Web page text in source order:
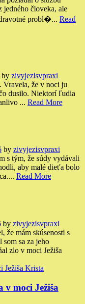
jedného človeka, ale
probl�... Read
by zivyjezisvpraxi
Vravela, že v noci ju
dusilo. Niektorí ľudia
... Read More
by zivyjezisvpraxi
s tým, že súdy vydávali
aby malé dieťa bolo
Read More
by zivyjezisvpraxi
že mám skúsenosti s
sa za jeho
zlo v moci Ježiša
v moci Ježiša